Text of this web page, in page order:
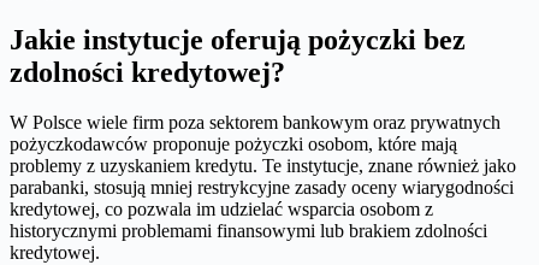
Jakie instytucje oferują pożyczki bez
zdolności kredytowej?
W Polsce wiele firm poza sektorem bankowym oraz prywatnych
pożyczkodawców proponuje pożyczki osobom, które mają
problemy z uzyskaniem kredytu. Te instytucje, znane również jako
parabanki, stosują mniej restrykcyjne zasady oceny wiarygodności
kredytowej, co pozwala im udzielać wsparcia osobom z
historycznymi problemami finansowymi lub brakiem zdolności
kredytowej.